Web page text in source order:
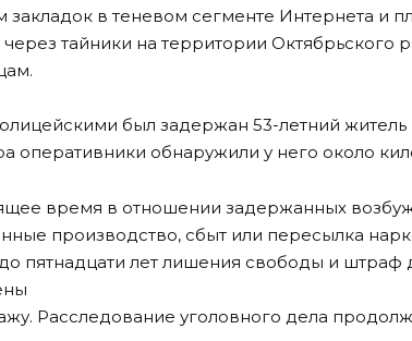
закладок в теневом сегменте Интернета и
через тайники на территории
был задержан 53-летний житель
оперативники обнаружили у него около
время в отношении задержанных
производство, сбыт или пересылка
пятнадцати лет лишения свободы и штраф
Расследование уголовного дела